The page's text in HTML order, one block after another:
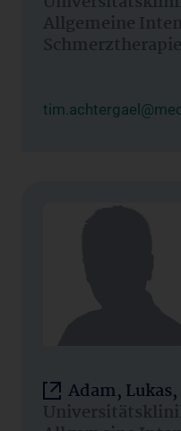
Allgemeine
Schmerztherapie
Adam,